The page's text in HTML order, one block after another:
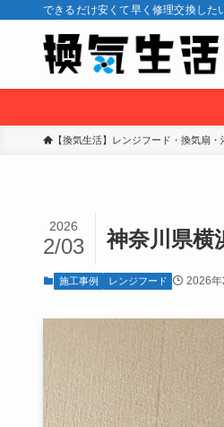
できるだけ安くて早く修理交換し
【換気生活】レンジフード・換気扇
神奈川県
2026
2/03
施工事例 レンジフード 2026年